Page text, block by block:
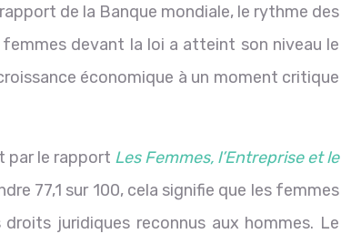
de la Banque mondiale, le rythme des
devant la loi a atteint son niveau le
économique à un moment critique
par le rapport Les Femmes, l’Entreprise et le
77,1 sur 100, cela signifie que les femmes
juridiques reconnus aux hommes. Le